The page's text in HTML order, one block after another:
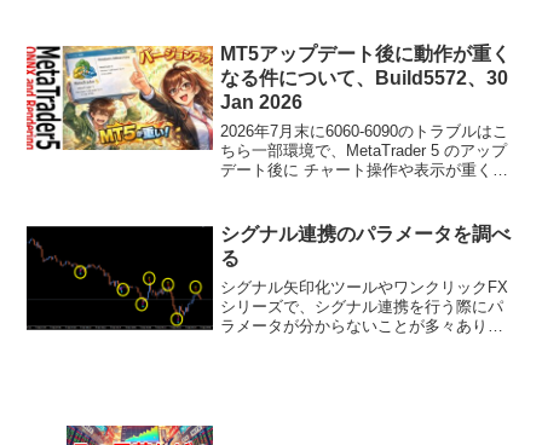
量を一切挟まず、シグナルそのもののパ
フォーマン...
MT5アップデート後に動作が重く
なる件について、Build5572、30
Jan 2026
2026年7月末に6060-6090のトラブルはこ
ちら一部環境で、MetaTrader 5 のアップ
デート後に チャート操作や表示が重くな
ズに限らず、MT4で動作す...
シグナル連携のパラメータを調べ
る
シグナル矢印化ツールやワンクリックFX
シリーズで、シグナル連携を行う際にパ
ラメータが分からないことが多々ありま